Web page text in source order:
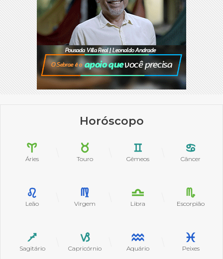
Horóscopo
Áries Touro Gêmeos Câncer
Leão Virgem Libra Escorpião
Sagitário Capricórnio Aquário Peixes